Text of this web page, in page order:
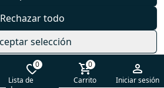
Todos los derechos reservados
0
Lista de
0
Carrito
Iniciar sesión
Rechazar todo
selección